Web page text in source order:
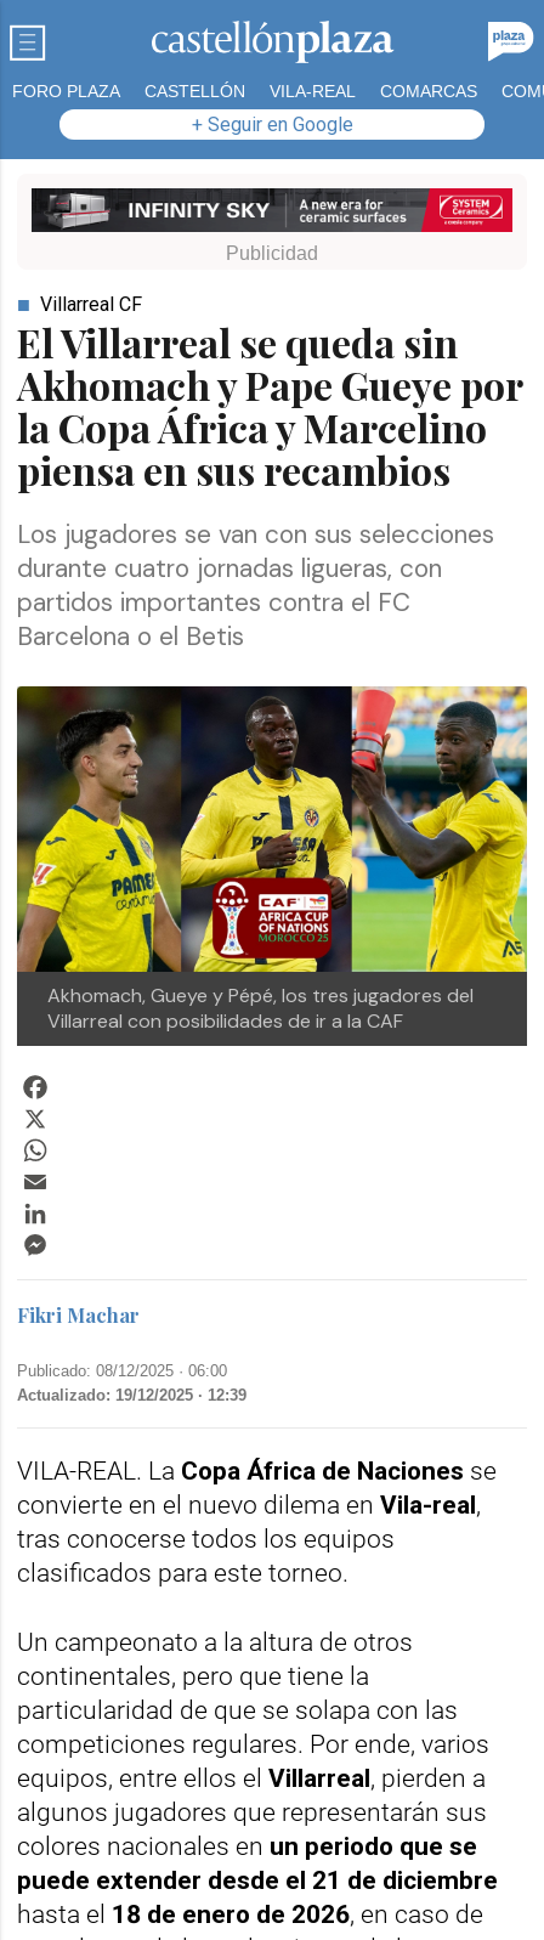
FORO PLAZA CASTELLÓN VILA-REAL COMARCAS
+ Seguir en Google
El Villarreal se queda sin
Akhomach y Pape Gueye por
la Copa África y Marcelino
piensa en sus recambios
Villarreal CF
Los jugadores se van con sus selecciones
durante cuatro jornadas ligueras, con
partidos importantes contra el FC
Barcelona o el Betis
Akhomach, Gueye y Pépé, los tres jugadores del
Villarreal con posibilidades de ir a la CAF
Fikri Machar
Publicado: 08/12/2025 ·06:00
Actualizado: 19/12/2025 · 12:39
VILA-REAL. La Copa África de Naciones se
convierte en el nuevo dilema enVila-real,
tras conocerse todos los equipos
clasificados para este torneo.
Un campeonato a la altura de otros
continentales, pero que tiene la
particularidad de que se solapa con las
competiciones regulares. Por ende, varios
equipos, entre ellos elVillarreal, pierden a
algunos jugadores que representarán sus
colores nacionales en un periodo que se
puede extender desde el 21 de diciembre
hasta el 18 de enero de 2026, en caso de